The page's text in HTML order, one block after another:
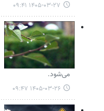
۱۴۰۵-۰۳-۲۷ ۰۹:۴۱
می‌شود.
۱۴۰۵-۰۳-۲۶ ۰۹:۴۷